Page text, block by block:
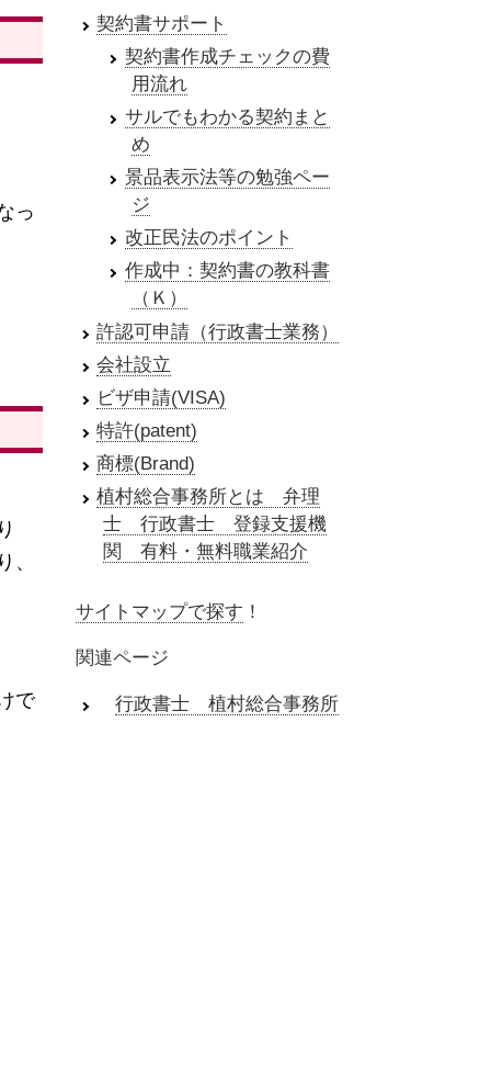
っ
、
で
契約書サポート
契約書作成チェックの費
用流れ
サルでもわかる契約まと
め
景品表示法等の勉強ペー
ジ
改正民法のポイント
作成中：契約書の教科書
（Ｋ）
許認可申請（行政書士業務）
会社設立
ビザ申請(VISA)
特許(patent)
商標(Brand)
植村総合事務所とは 弁理
士 行政書士 登録支援機
関 有料・無料職業紹介
サイトマップで探す ！
関連ページ
行政書士 植村総合事務所